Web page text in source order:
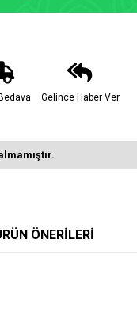
Gelince Haber Ver
ÖNERILERI